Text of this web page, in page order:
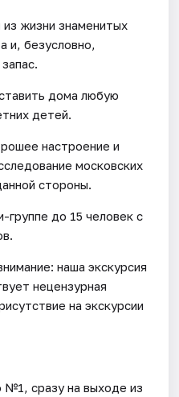
жизни знаменитых
и, безусловно,
дома любую
детей.
настроение и
московских
стороны.
группе до 15 человек с
наша экскурсия
нецензурная
на экскурсии
№1, сразу на выходе из